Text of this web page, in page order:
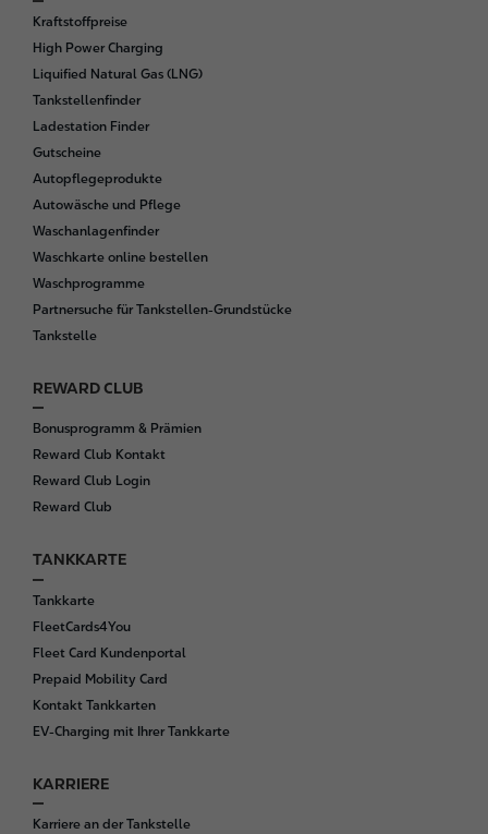
o
o
t
e
r
Kraftstoffpreise
High Power Charging
Liquified Natural Gas (LNG)
Tankstellenfinder
Ladestation Finder
Gutscheine
Autopflegeprodukte
Autowäsche und Pflege
Waschanlagenfinder
Waschkarte online bestellen
Waschprogramme
Partnersuche für Tankstellen-Grundstücke
Tankstelle
REWARD CLUB
Bonusprogramm & Prämien
Reward Club Kontakt
Reward Club Login
Reward Club
TANKKARTE
Tankkarte
FleetCards4You
Fleet Card Kundenportal
Prepaid Mobility Card
Kontakt Tankkarten
EV-Charging mit Ihrer Tankkarte
KARRIERE
Karriere an der Tankstelle